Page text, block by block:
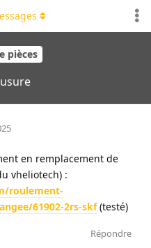
pièces
en remplacement de
vheliotech) :
roulement-
61902-2rs-skf(testé)
Répondre